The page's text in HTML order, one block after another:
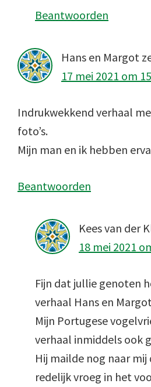
Beantwoorden
Hans en Margot
17 mei 2021 om
Indrukwekkend verhaal
foto’s.
Mijn man en ik hebben
Beantwoorden
Kees van der
18 mei 2021
Fijn dat jullie genoten
verhaal Hans en
Mijn Portugese
verhaal inmiddels ook
Hij mailde nog naar
redelijk vroeg in het